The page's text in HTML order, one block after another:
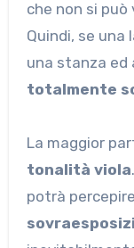
che non si può
Quindi, se una
una stanza ed
totalmente
La maggior
tonalità viola
potrà